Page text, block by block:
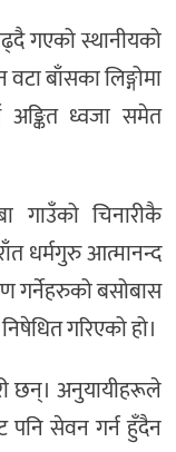
गएको स्थानीयको
बाँसका लिङ्गोमा
अङ्कित ध्वजा समेत
गाउँको चिनारीकै
धर्मगुरु आत्मानन्द
गर्नेहरुको बसोबास
गरिएको हो।
छन्। अनुयायीहरूले
पनि सेवन गर्न हुँदैन